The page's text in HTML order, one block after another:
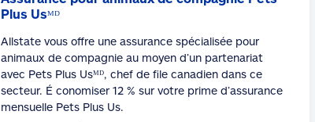
Plus Usᴹᴰ
Allstate vous offre une assurance spécialisée pour
animaux de compagnie au moyen d’un partenariat
avec Pets Plus Usᴹᴰ, chef de file canadien dans ce
secteur. É conomiser 12 % sur votre prime d’assurance
mensuelle Pets Plus Us.